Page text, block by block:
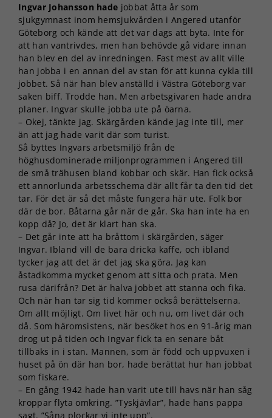
Ingvar Johansson hade jobbat åtta år som
sjukgymnast inom hemsjukvården i Angered utanför
Göteborg och kände att det var dags att byta. Inte för
att han vantrivdes, men han behövde gå vidare innan
han blev en del av inredningen. Fast mest av allt ville
han jobba i en annan del av stan för att kunna cykla till
jobbet. Så när han blev anställd i Västra Göteborg var
saken biff. Trodde han. Men arbetsgivaren hade andra
planer. Ingvar skulle jobba ute på öarna.
– Okej, tänkte jag. Skärgården kände jag inte till, mer
än att jag hade varit där som turist.
Så byttes Ingvars arbetsmiljö från de
höghusdominerade miljonprogrammen i Angered till
de små trähusen bland kobbar och skär. Han fick också
ett annorlunda arbetsschema där allt får ta den tid det
tar. För det är så det måste fungera här ute. Folk bor
där de bor. Båtarna går när de går. Ska han inte ha en
kopp då? Jo, det är klart han ska.
– Det går inte att ha bråttom i skärgården, säger
Ingvar. Ibland vill de bara dricka kaffe, och ibland
tycker jag att det är det jag ska göra. Jag kan
åstadkomma mycket genom att sitta och prata. Men
rusa därifrån? Det är halva jobbet att stanna och fika.
Och när han tar sig tid kommer också berättelserna.
Om allt möjligt. Om livet här och nu, om livet där och
då. Som häromsistens, när besöket hos en 91-årig man
drog ut på tiden och Ingvar fick ta en senare båt
tillbaks in i stan. Mannen, som är född och uppvuxen i
huset på ön där han bor, hade berättat hur han jobbat
som fiskare.
– En gång 1942 hade han varit ute till havs när han såg
kroppar flyta omkring. ”Tyskjävlar”, hade hans pappa
sagt. ”Såna plockar vi inte upp”.